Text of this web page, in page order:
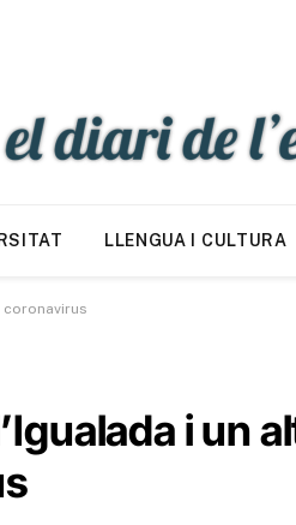
LLENGUA I CULTURA
coronavirus
i un